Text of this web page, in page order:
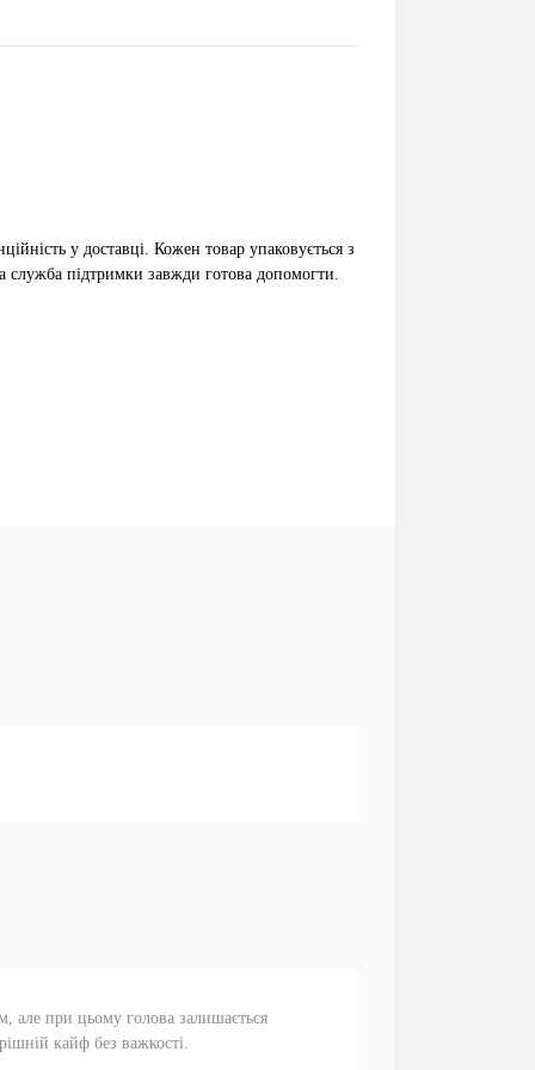
у доставці. Кожен товар упаковується з
підтримки завжди готова допомогти.
але при цьому голова залишається
кайф без важкості.